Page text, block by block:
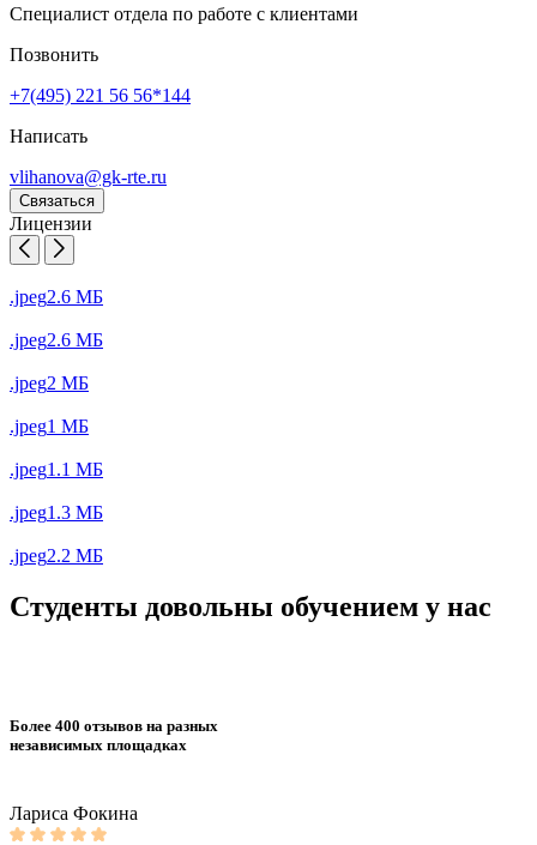
Специалист отдела по работе с клиентами
Позвонить
+7(495) 221 56 56*144
Написать
vlihanova@gk-rte.ru
Связаться
Лицензии
.jpeg2.6 МБ
.jpeg2.6 МБ
.jpeg2 МБ
.jpeg1 МБ
.jpeg1.1 МБ
.jpeg1.3 МБ
.jpeg2.2 МБ
Студенты довольны обучением у нас
Более 400 отзывов на разных
независимых площадках
Лариса Фокина